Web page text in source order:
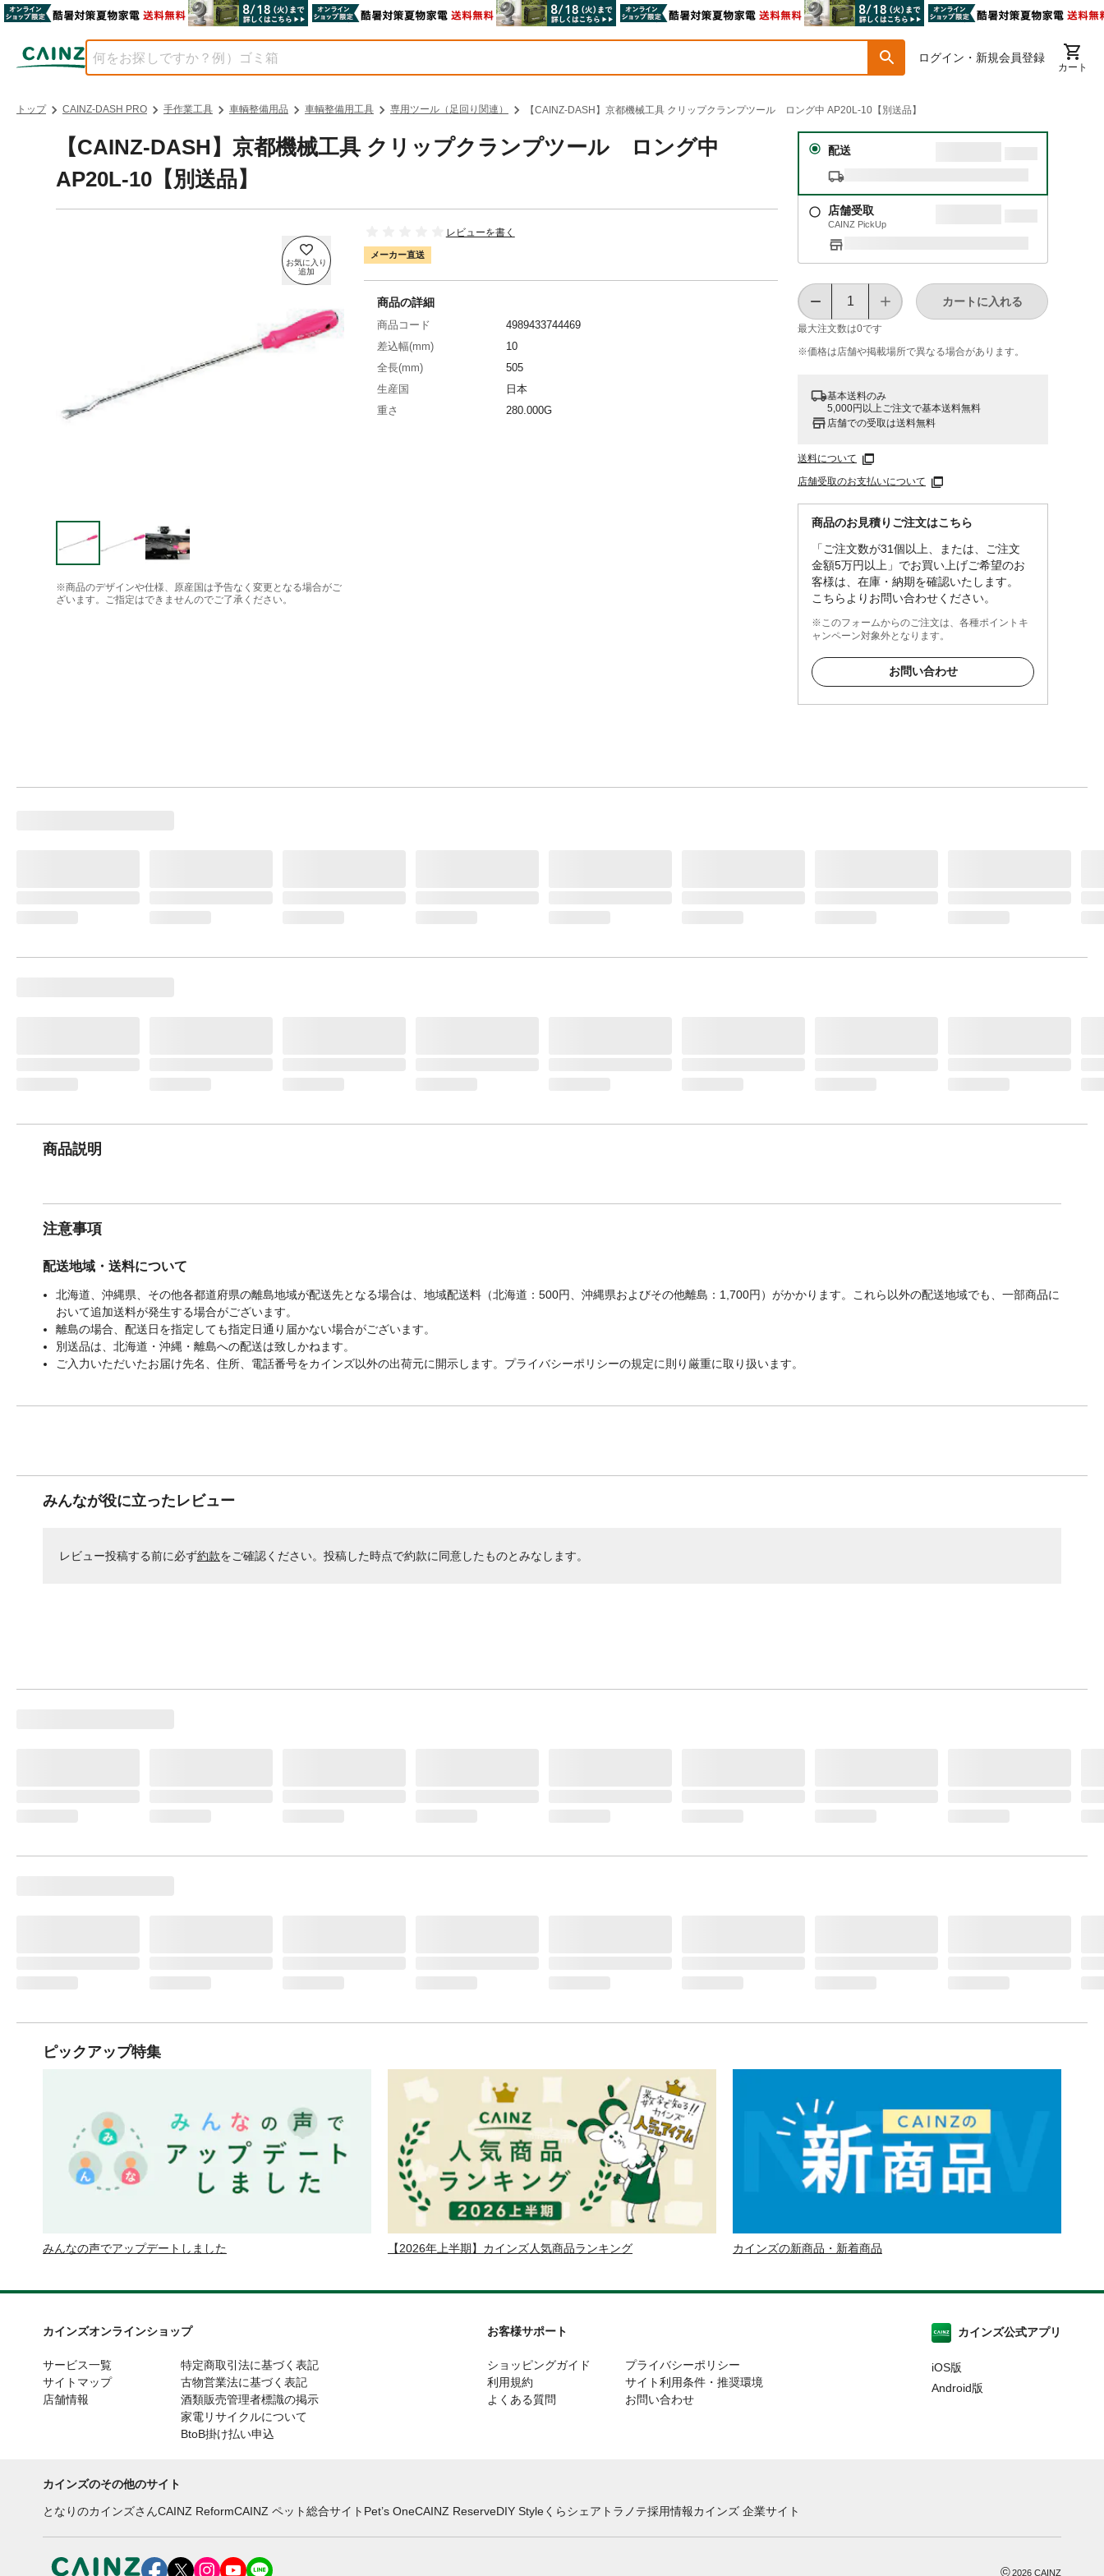
ログイン・新規会員登録
カート
トップ CAINZ-DASH PRO 手作業工具 車輌整備用品 車輌整備用工具 専用ツール（足回り関連） 【CAINZ-DASH】京都機械工具 クリップクランプツール ロング中 AP20L-10【別送品】
【CAINZ-DASH】京都機械工具 クリップクランプツール ロング中
AP20L-10【別送品】
※商品のデザインや仕様、原産国は予告なく変更となる場合がご
ざいます。ご指定はできませんのでご了承ください。
レビューを書く
メーカー直送
配送
店舗受取
CAINZ PickUp
最大注文数は0です
カートに入れる
※価格は​店舗や​掲載場所で​異なる​場合が​あります。
基本送料のみ
5,000円以上ご注文で基本送料無料
店舗での受取は送料無料
送料について
店舗受取のお支払いについて
商品のお見積りご注文はこちら
「ご注文数が31個以上、または、ご注文
金額5万円以上」でお買い上げご希望のお
客様は、在庫・納期を確認いたします。
こちらよりお問い合わせください。
※このフォームからのご注文は、各種ポイントキ
ャンペーン対象外となります。
お問い合わせ
商品の詳細
商品コード
4989433744469
差込幅(mm)
10
全長(mm)
505
生産国
日本
重さ
280.000G
商品説明
注意事項
配送地域・送料について
北海道、沖縄県、その他各都道府県の離島地域が配送先となる場合は、地域配送料（北海道：500円、沖縄県およびその他離島：1,700円）がかかります。これら以外の配送地域でも、一部商品に
おいて追加送料が発生する場合がございます。
離島の場合、配送日を指定しても指定日通り届かない場合がございます。
別送品は、北海道・沖縄・離島への配送は致しかねます。
ご入力いただいたお届け先名、住所、電話番号をカインズ以外の出荷元に開示します。プライバシーポリシーの規定に則り厳重に取り扱います。
みんなが役に立ったレビュー
レビュー投稿する前に必ず約款をご確認ください。投稿した時点で約款に同意したものとみなします。
ピックアップ特集
みんなの声でアップデートしました 【2026年上半期】カインズ人気商品ランキング カインズの新商品・新着商品
カインズオンラインショップ
サービス一覧
サイトマップ
店舗情報
特定商取引法に基づく表記
古物営業法に基づく表記
酒類販売管理者標識の掲示
家電リサイクルについて
BtoB掛け払い申込
お客様サポート
ショッピングガイド
利用規約
よくある質問
プライバシーポリシー
サイト利用条件・推奨環境
お問い合わせ
カインズ公式アプリ
iOS版
Android版
カインズのその他のサイト
となりのカインズさんCAINZ ReformCAINZ ペット総合サイト Pet’s OneCAINZ ReserveDIY Styleくらシェア トラノテ採用情報カインズ 企業サイト
©2026 CAINZ